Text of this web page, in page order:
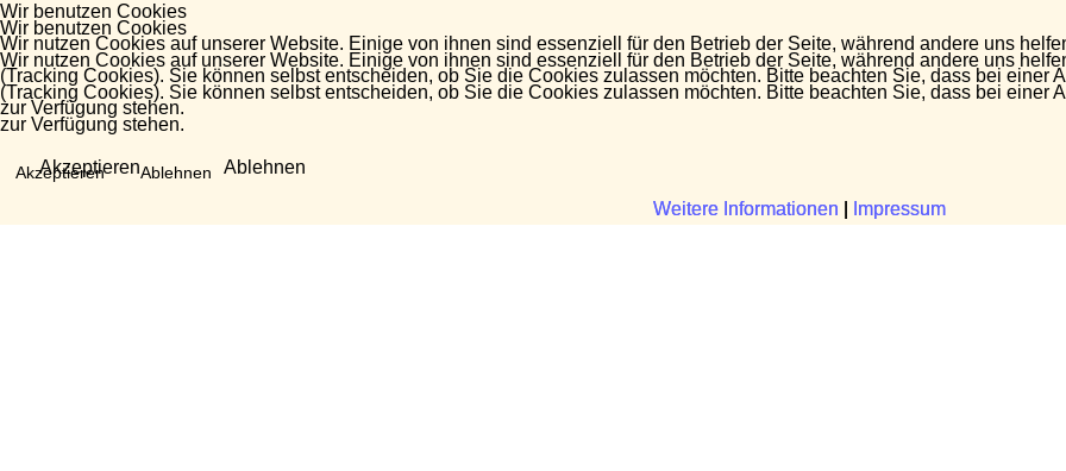
Wir benutzen Cookies
Wir nutzen Cookies auf unserer Website. Einige von ihnen sind essenziell für den Betrieb der Seite, während andere uns
(Tracking Cookies). Sie können selbst entscheiden, ob Sie die Cookies zulassen möchten. Bitte beachten Sie, dass bei
zur Verfügung stehen.
Akzeptieren Ablehnen
Weitere Informationen Impressum
Wir benutzen Cookies
Wir nutzen Cookies auf unserer Website. Einige von ihnen sind essenziell für den Betrieb der Seite, während andere uns
(Tracking Cookies). Sie können selbst entscheiden, ob Sie die Cookies zulassen möchten. Bitte beachten Sie, dass bei
zur Verfügung stehen.
Akzeptieren Ablehnen
Weitere Informationen Impressum